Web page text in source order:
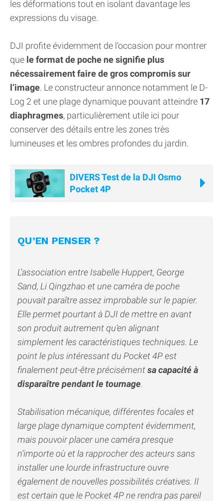
les déformations tout en isolant davantage les
expressions du visage.
DJI profite évidemment de l’occasion pour montrer
que le format de poche ne signifie plus
nécessairement faire de gros compromis sur
l’image. Le constructeur annonce notamment le D-
Log 2 et une plage dynamique pouvant atteindre 17
diaphragmes, particulièrement utile ici pour
conserver des détails entre les zones très
lumineuses et les ombres profondes du jardin.
DIVERS Test de la DJI Osmo
Pocket 4P
QU’EN PENSER ?
L’association entre Isabelle Huppert, George
Sand, Li Qingzhao et une caméra de poche
pouvait paraître assez improbable sur le papier.
Elle permet pourtant à DJI de mettre en avant
son produit autrement qu’en alignant
simplement les caractéristiques techniques. Le
point le plus intéressant du Pocket 4P est
finalement peut-être précisémentsa capacité à
disparaître pendant le tournage.
Stabilisation mécanique, différentes focales et
large plage dynamique comptent évidemment,
mais pouvoir placer une caméra presque
n’importe où et la rapprocher des acteurs sans
installer une lourde infrastructure ouvre
également de nouvelles possibilités créatives. Il
est certain que le Pocket 4P ne rendra pas pareil